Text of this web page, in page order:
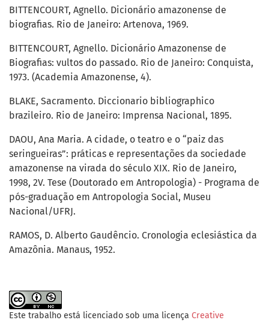
BITTENCOURT, Agnello. Dicionário amazonense de
biografias. Rio de Janeiro: Artenova, 1969.
BITTENCOURT, Agnello. Dicionário Amazonense de
Biografias: vultos do passado. Rio de Janeiro: Conquista,
1973. (Academia Amazonense, 4).
BLAKE, Sacramento. Diccionario bibliographico
brazileiro. Rio de Janeiro: Imprensa Nacional, 1895.
DAOU, Ana Maria. A cidade, o teatro e o “paiz das
seringueiras”: práticas e representações da sociedade
amazonense na virada do século XIX. Rio de Janeiro,
1998, 2V. Tese (Doutorado em Antropologia) - Programa de
pós-graduação em Antropologia Social, Museu
Nacional/UFRJ.
RAMOS, D. Alberto Gaudêncio. Cronologia eclesiástica da
Amazônia. Manaus, 1952.
Este trabalho está licenciado sob uma licença Creative